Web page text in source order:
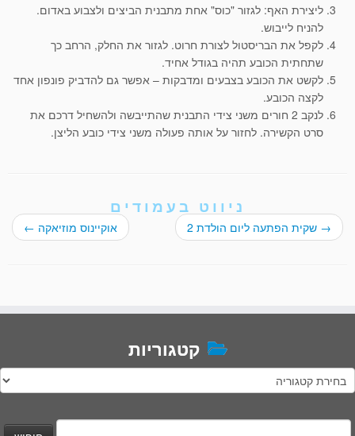
ליצירת האף: לגזור "כוס" אחת מתבנית הביצים ולצבוע באדום.
להניח לייבוש.
לקפל את הבריסטול לצורת חרוט. לגזור את החלק, הרחב כך
שתחתית הכובע תהיה בגודל אחיד.
לקשט את הכובע בצבעים ומדבקות – אפשר גם להדביק פונפון אחד
לקצה הכובע.
לנקב 2 חורים משני צידי התבנית שהתייבשה ולהשחיל דרכם את
סרט הקשירה. לחזור על אותה פעולה משני צידי כובע הליצן.
ניווט בעמודים
→ שקית הפתעה ליום הולדת 2 אוקיינוס מוזיאקה ←
קטגוריות
קטגוריות
חיפוש: